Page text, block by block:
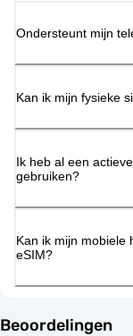
Ondersteunt mijn
Kan ik mijn fysieke
Ik heb al een
gebruiken?
Kan ik mijn mobiele
eSIM?
Beoordelingen